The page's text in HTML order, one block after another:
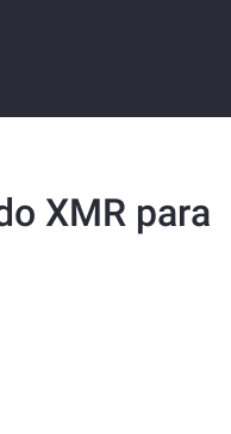
XMR para